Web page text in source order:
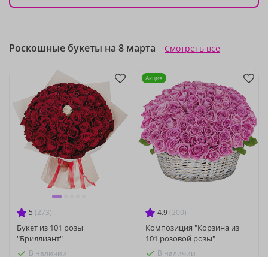
Роскошные букеты на 8 марта Смотреть все
5 (273)
Букет из 101 розы
"Бриллиант"
В наличии
4.9 (200)
Композиция "Корзина из
101 розовой розы"
В наличии
Акция